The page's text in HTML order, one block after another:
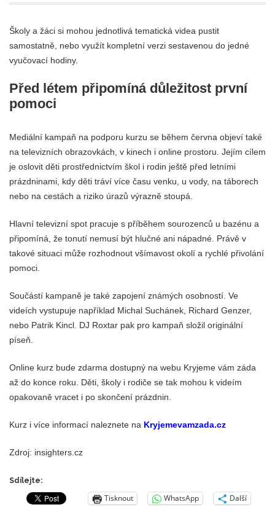
Školy a žáci si mohou jednotlivá tematická videa pustit
samostatně, nebo využít kompletní verzi sestavenou do jedné
vyučovací hodiny.
Před létem připomíná důležitost první
pomoci
Mediální kampaň na podporu kurzu se během června objeví také
na televizních obrazovkách, v kinech i online prostoru. Jejím cílem
je oslovit děti prostřednictvím škol i rodin ještě před letními
prázdninami, kdy děti tráví více času venku, u vody, na táborech
nebo na cestách a riziko úrazů výrazně stoupá.
Hlavní televizní spot pracuje s příběhem sourozenců u bazénu a
připomíná, že tonutí nemusí být hlučné ani nápadné. Právě v
takové situaci může rozhodnout všímavost okolí a rychlé přivolání
pomoci.
Součástí kampaně je také zapojení známých osobností. Ve
videích vystupuje například Michal Suchánek, Richard Genzer,
nebo Patrik Kincl. DJ Roxtar pak pro kampaň složil originální
píseň.
Online kurz bude zdarma dostupný na webu Kryjeme vám záda
až do konce roku. Děti, školy i rodiče se tak mohou k videím
opakovaně vracet i po skončení prázdnin.
Kurz i více informací naleznete na Kryjemevamzada.cz
Zdroj: insighters.cz
Sdílejte:
Tisknout WhatsApp Další